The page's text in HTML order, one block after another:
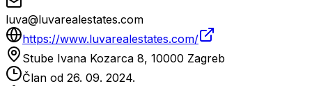
luva@luvarealestates.com
https://www.luvarealestates.com/
Stube Ivana Kozarca 8, 10000 Zagreb
Član od 26. 09. 2024.